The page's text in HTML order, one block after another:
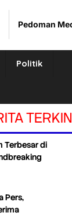
Pedoman
Politik
Terbesar di
Pers,